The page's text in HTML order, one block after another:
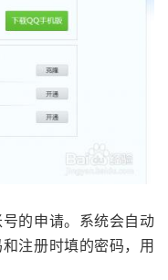
的申请。系统会自动
注册时填的密码，用